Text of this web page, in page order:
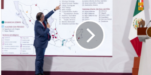
Modelo
Huamantla
se
integran
a
los